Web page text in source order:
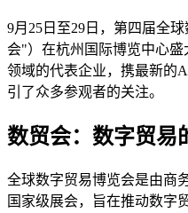
9月25日至29日，第四届全
会"）在杭州国际博览中心
领域的代表企业，携最新的
引了众多参观者的关注。
数贸会：数字贸易
全球数字贸易博览会是由商
国家级展会，旨在推动数字